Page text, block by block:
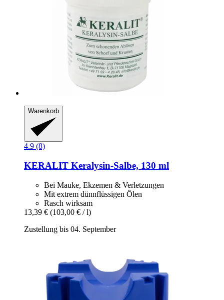
Warenkorb
4.9 (8)
KERALIT Keralysin-​Salbe, 130 ml
Bei Mauke, Ekzemen & Verletzungen
Mit extrem dünnflüssigen Ölen
Rasch wirksam
13,39 € (103,00 € / l)
Zustellung bis 04. September